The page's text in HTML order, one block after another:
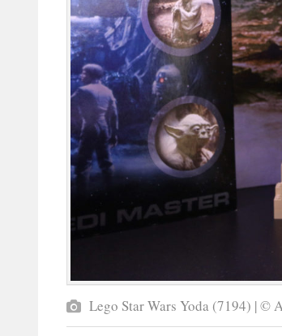
Lego Star Wars Yoda (7194) | ©